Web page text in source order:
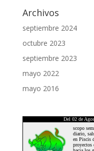
Archivos
septiembre 2024
octubre 2023
septiembre 2023
mayo 2022
mayo 2016